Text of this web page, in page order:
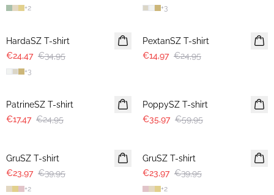
+2 +3
HardaSZ T-shirt
€24,47 €34,95
+3
PextanSZ T-shirt
€14,97 €24,95
PatrineSZ T-shirt
€17,47 €24,95
PoppySZ T-shirt
€35,97 €59,95
GruSZ T-shirt
€23,97 €39,95
+2
GruSZ T-shirt
€23,97 €39,95
+2